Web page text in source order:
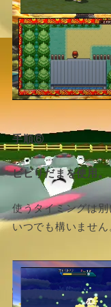
手順⑥
ビビりだまを使用。
使うタイミングは
いつでも構いません